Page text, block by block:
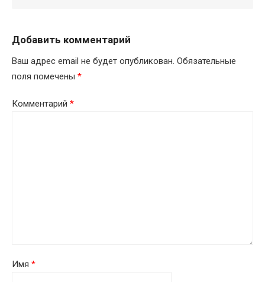
Добавить комментарий
Ваш адрес email не будет опубликован. Обязательные
поля помечены *
Комментарий *
Имя *